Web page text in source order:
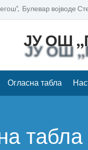
Булевар војводе
ЈУ ОШ
Огласна табла
табла